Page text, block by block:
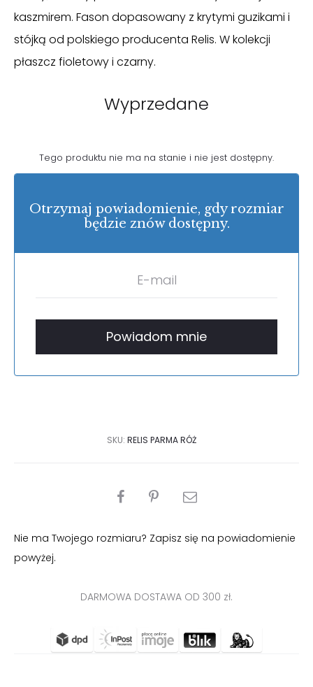
kaszmirem. Fason dopasowany z krytymi guzikami i
stójką od polskiego producenta Relis. W kolekcji
płaszcz fioletowy i czarny.
Wyprzedane
Tego produktu nie ma na stanie i nie jest dostępny.
Otrzymaj powiadomienie, gdy rozmiar
będzie znów dostępny.
SKU: RELIS PARMA RÓŻ
PODZIEL
Nie ma Twojego rozmiaru? Zapisz się na powiadomienie
powyżej.
DARMOWA DOSTAWA OD 300 zł.